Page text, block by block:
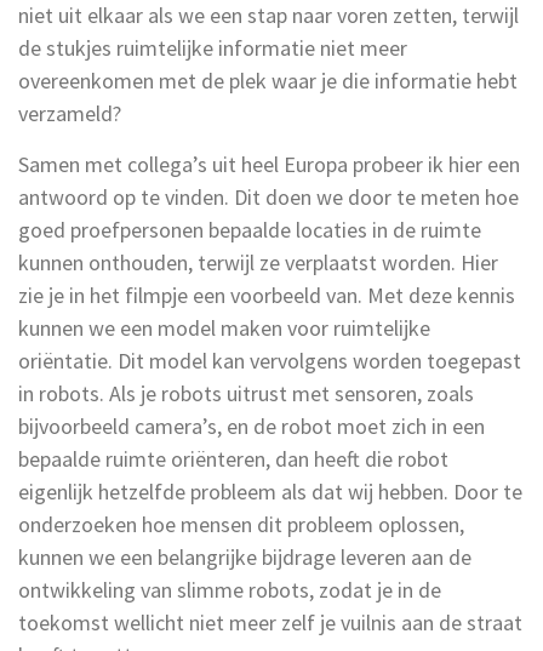
niet uit elkaar als we een stap naar voren zetten, terwijl
de stukjes ruimtelijke informatie niet meer
overeenkomen met de plek waar je die informatie hebt
verzameld?
Samen met collega’s uit heel Europa probeer ik hier een
antwoord op te vinden. Dit doen we door te meten hoe
goed proefpersonen bepaalde locaties in de ruimte
kunnen onthouden, terwijl ze verplaatst worden. Hier
zie je in het filmpje een voorbeeld van. Met deze kennis
kunnen we een model maken voor ruimtelijke
oriëntatie. Dit model kan vervolgens worden toegepast
in robots. Als je robots uitrust met sensoren, zoals
bijvoorbeeld camera’s, en de robot moet zich in een
bepaalde ruimte oriënteren, dan heeft die robot
eigenlijk hetzelfde probleem als dat wij hebben. Door te
onderzoeken hoe mensen dit probleem oplossen,
kunnen we een belangrijke bijdrage leveren aan de
ontwikkeling van slimme robots, zodat je in de
toekomst wellicht niet meer zelf je vuilnis aan de straat